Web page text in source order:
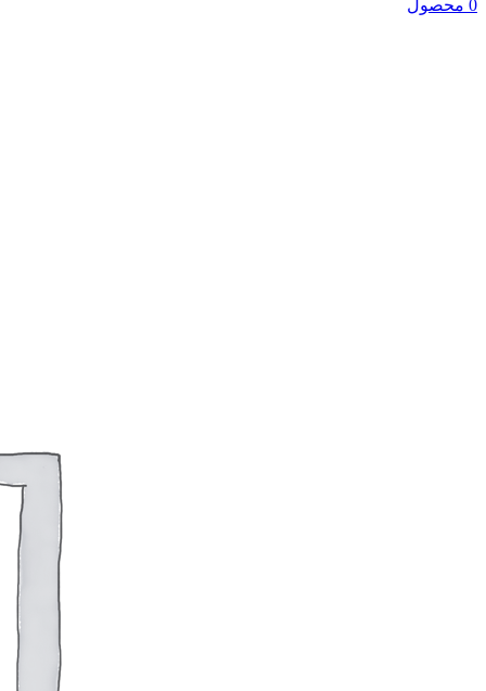
0 محصول